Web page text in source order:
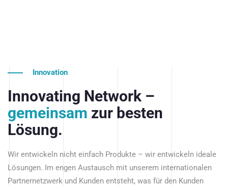
Innovation
Innovating Network –
gemeinsam zur besten
Lösung.
Wir entwickeln nicht einfach Produkte – wir entwickeln ideale
Lösungen. Im engen Austausch mit unserem internationalen
Partnernetzwerk und Kunden entsteht, was für den Kunden